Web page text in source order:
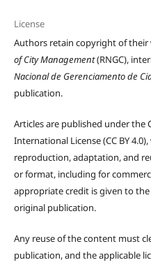
License
Authors retain copyright of
of City Management(RNGC),
Nacional de Gerenciamento de
publication.
Articles are published under the
International License (CC BY
reproduction, adaptation, and
or format, including for
appropriate credit is given to
original publication.
Any reuse of the content must
publication, and the applicable